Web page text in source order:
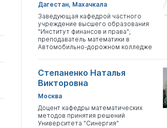
Дагестан, Махачкала
Заведующая кафедрой частного
учреждение высшего образования
"Институт финансов и права";
преподаватель математики в
Автомобильно-дорожном колледже
Степаненко Наталья
Викторовна
Москва
Доцент кафедры математических
методов принятия решений
Университета "Синергия"